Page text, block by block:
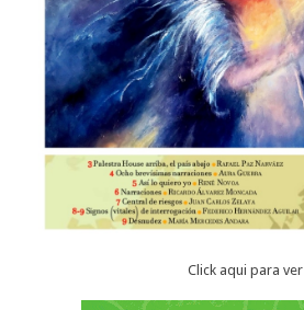
Click aqui para ver